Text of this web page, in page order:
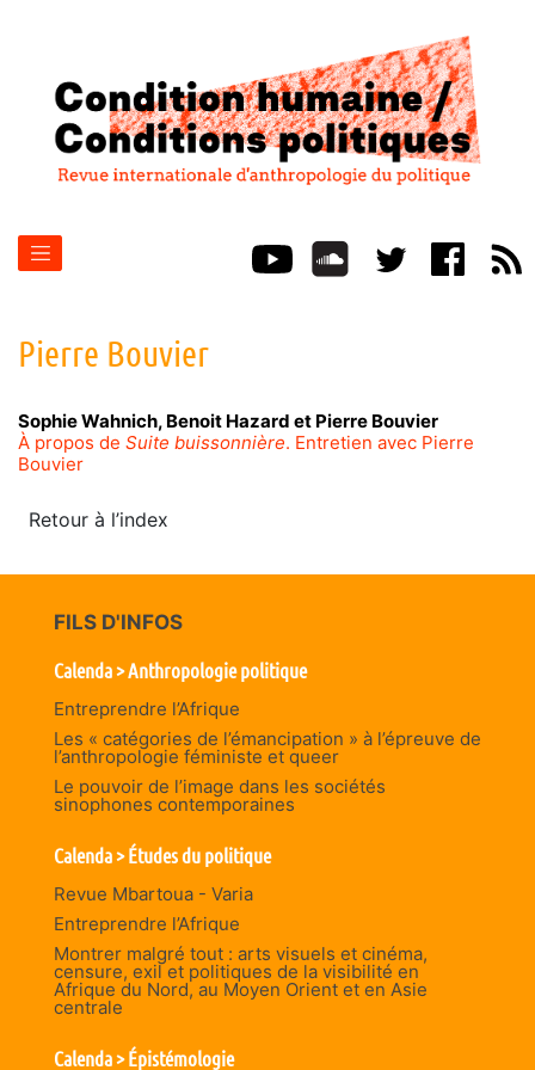
Pierre Bouvier
SophieWahnich, Benoit Hazard et Pierre Bouvier
À propos de Suite buissonnière. Entretien avec Pierre
Bouvier
Retour à l’index
FILS D'INFOS
Calenda > Anthropologie politique
Entreprendre l’Afrique
Les « catégories de l’émancipation » à l’épreuve de
l’anthropologie féministe et queer
Le pouvoir de l’image dans les sociétés
sinophones contemporaines
Calenda > Études du politique
Revue Mbartoua - Varia
Entreprendre l’Afrique
Montrer malgré tout : arts visuels et cinéma,
censure, exil et politiques de la visibilité en
Afrique du Nord, au Moyen Orient et en Asie
centrale
Calenda > Épistémologie